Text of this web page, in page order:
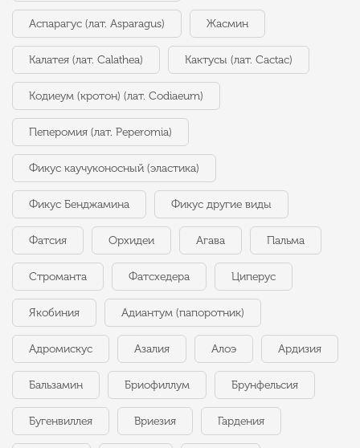
Аспарагус (лат. Asparagus) Жасмин
Калатея (лат. Calathea) Кактусы (лат. Cactac)
Кодиеум (кротон) (лат. Codiaeum)
Пеперомия (лат. Peperomia)
Фикус каучуконосный (эластика)
Фикус Бенджамина Фикус другие виды
Фатсия Орхидеи Агава Пальма
Строманта Фатсхедера Циперус
Якобиния Адиантум (папоротник)
Адромискус Азалия Алоэ Ардизия
Бальзамин Бриофиллум Брунфельсия
Бугенвиллея Вриезия Гардения